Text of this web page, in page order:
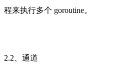
程来执行多个 goroutine。
2.2、通道